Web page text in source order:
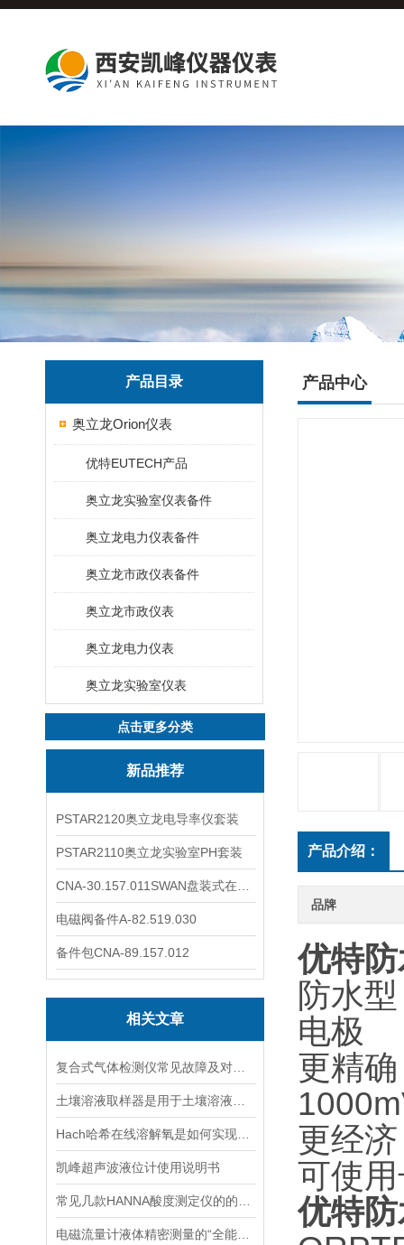
产品目录
奥立龙Orion仪表
优特EUTECH产品
奥立龙实验室仪表备件
奥立龙电力仪表备件
奥立龙市政仪表备件
奥立龙市政仪表
奥立龙电力仪表
奥立龙实验室仪表
点击更多分类
新品推荐
PSTAR2120奥立龙电导率仪套装
PSTAR2110奥立龙实验室PH套装
电磁阀备件A-82.519.030
备件包CNA-89.157.012
相关文章
凯峰超声波液位计使用说明书
产品中心
产品介绍：
品牌
优特
防水
电极
更精
更经
可使
优特